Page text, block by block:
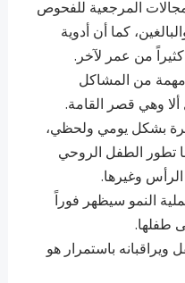
المرجعية للفحوص
كما أن أدوية
من عمر لآخر.
من المشاكل
وهي قصر القامة.
بشكل يومي ولحظي،
تطور الطفل الروحي
وغيرها.
النمو سيظهر فوراً
طفلها.
ويراقبانه باستمرار هو